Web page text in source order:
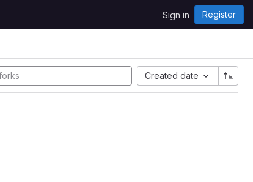
Sign in Register
Created date